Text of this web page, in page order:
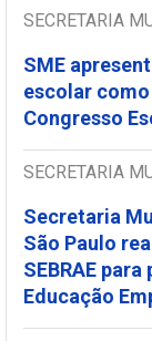
SECRETARIA
SME
escolar
Congresso
SECRETARIA
Secretaria
São Paulo
SEBRAE
Educação